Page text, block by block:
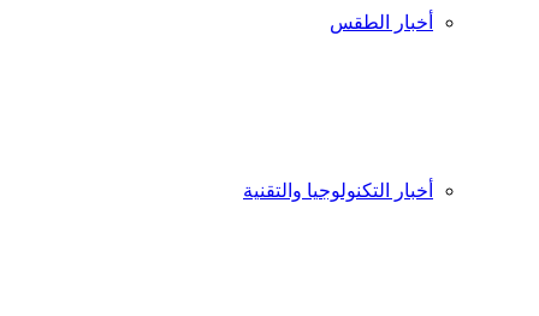
أخبار الطقس
أخبار التكنولوجيا والتقنية